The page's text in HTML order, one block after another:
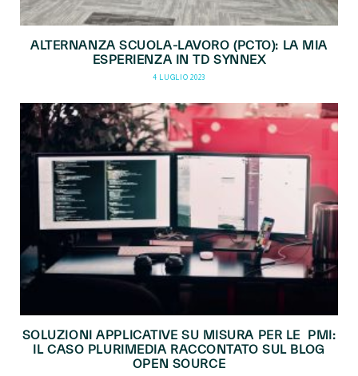
ALTERNANZA SCUOLA-LAVORO (PCTO): LA MIA
ESPERIENZA IN TD SYNNEX
4 LUGLIO 2023
SOLUZIONI APPLICATIVE SU MISURA PER LE PMI:
IL CASO PLURIMEDIA RACCONTATO SUL BLOG
OPEN SOURCE